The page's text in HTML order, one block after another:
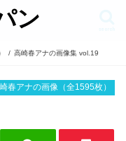
ン
高崎春アナの画像集 vol.19
春アナの画像（全1595枚）